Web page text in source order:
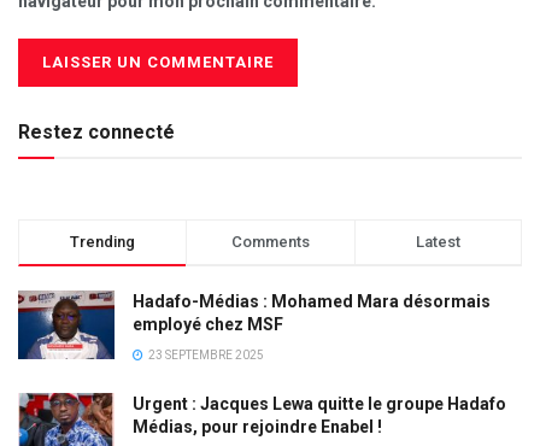
Restez connecté
Trending Comments Latest
Hadafo-Médias : Mohamed Mara désormais
employé chez MSF
23 SEPTEMBRE 2025
Urgent : Jacques Lewa quitte le groupe Hadafo
Médias, pour rejoindre Enabel !